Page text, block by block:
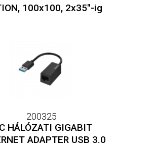
100x100, 2x35"-ig
200325
HÁLÓZATI GIGABIT
ADAPTER USB 3.0